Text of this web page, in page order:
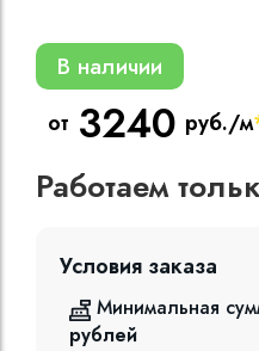
В наличии
от 3240 руб./м
Работаем
Условия заказа
Минимальная
рублей